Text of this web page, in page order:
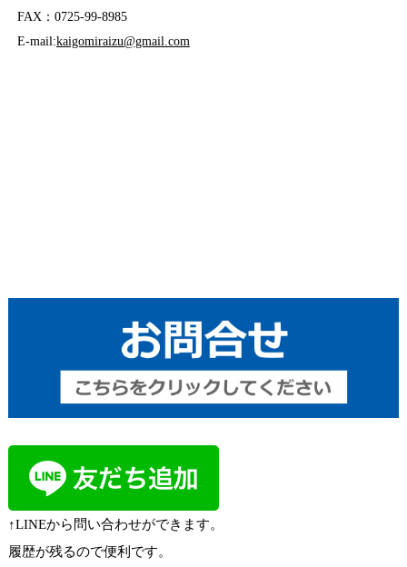
FAX：0725-99-8985
E-mail:kaigomiraizu@gmail.com
↑LINEから問い合わせができます。
履歴が残るので便利です。